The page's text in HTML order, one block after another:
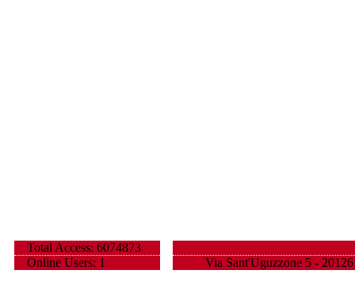
Total Access: 6074873
Online Users: 1
Via Sant'Uguzzone 5 -